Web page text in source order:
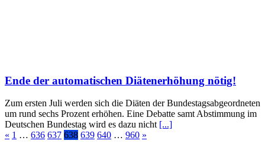
Ende der automatischen Diätenerhöhung nötig!
Zum ersten Juli werden sich die Diäten der Bundestagsabgeordneten
um rund sechs Prozent erhöhen. Eine Debatte samt Abstimmung im
Deutschen Bundestag wird es dazu nicht [...]
« 1 … 636 637 638 639 640 … 960 »